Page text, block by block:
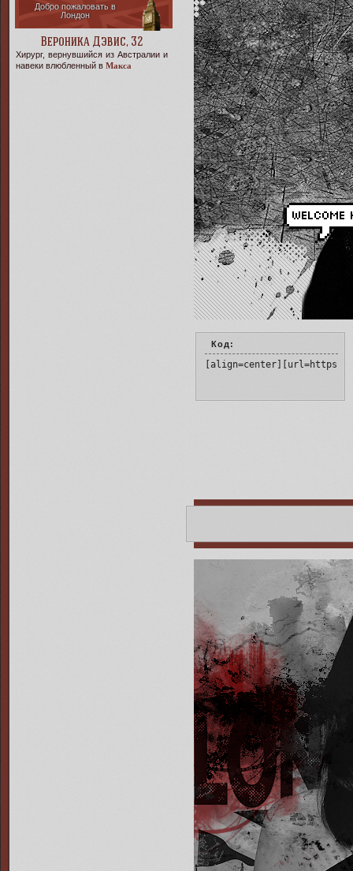
Добро пожаловать в
Лондон
Вероника Дэвис, 32
Хирург, вернувшийся из Австралии и
навеки влюбленный в Макса
Код: